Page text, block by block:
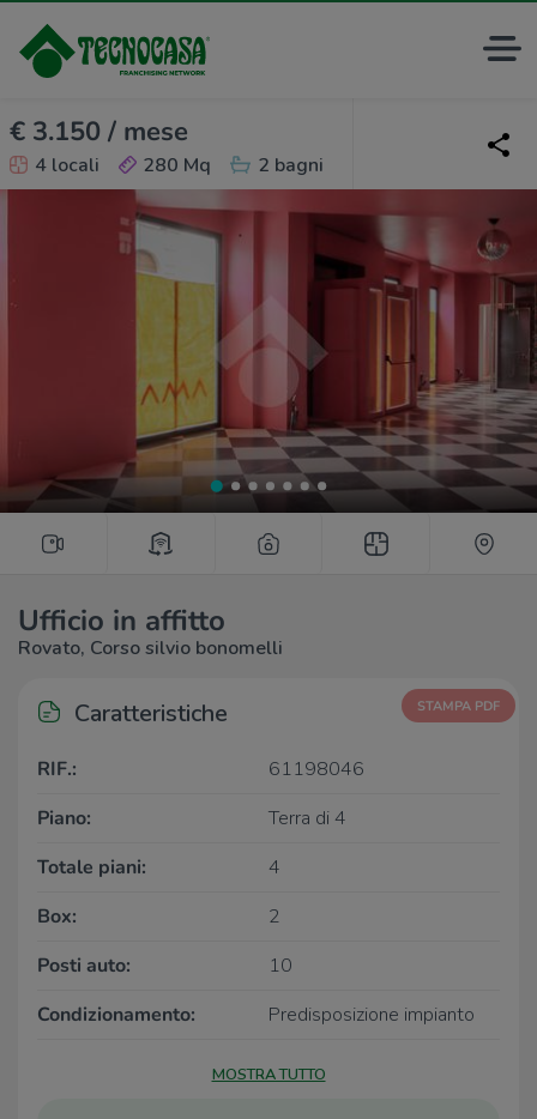
€ 3.150 / mese
4 locali 280 Mq 2 bagni
Ufficio in affitto
Rovato, Corso silvio bonomelli
Caratteristiche STAMPA PDF
RIF.:
61198046
Piano:
Terra di 4
Totale piani:
4
Box:
2
Posti auto:
10
Condizionamento:
Predisposizione impianto
MOSTRA TUTTO